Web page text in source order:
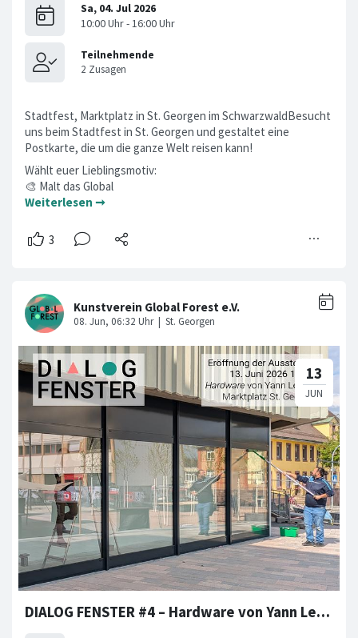
Stadtfest, Marktplatz in St. Georgen im SchwarzwaldBesucht
uns beim Stadtfest in St. Georgen und gestaltet eine
Postkarte, die um die ganze Welt reisen kann!
Wählt euer Lieblingsmotiv:
🎨 Malt das Global
Weiterlesen ➞
DIALOG FENSTER #4 – Hardware von Yann Leguay